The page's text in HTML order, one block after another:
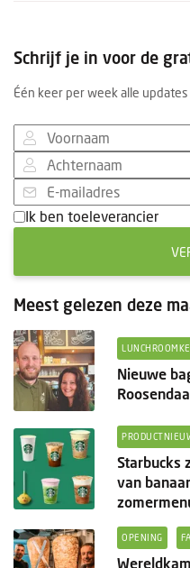
Schrijf je in voor de
Één keer per week alle updates
Ik ben toeleverancier
Meest gelezen deze
Nieuwe
Starbucks
van
OPENING